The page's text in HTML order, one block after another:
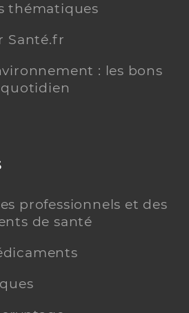
thématiques
Santé.fr
: les bons
quotidien
professionnels et des
de santé